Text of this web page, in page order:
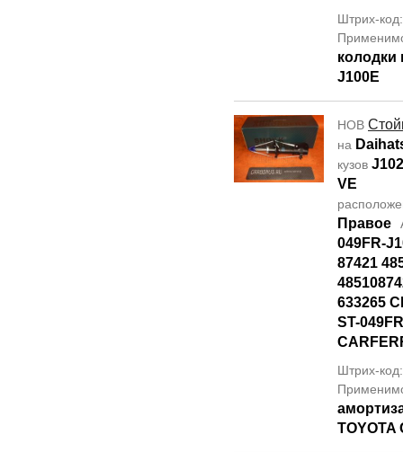
Штрих-
колодки
J100E
НОВ
на
кузов
VE
Правое
049FR-
87421
633265
ST-
Штрих-
TOYOTA